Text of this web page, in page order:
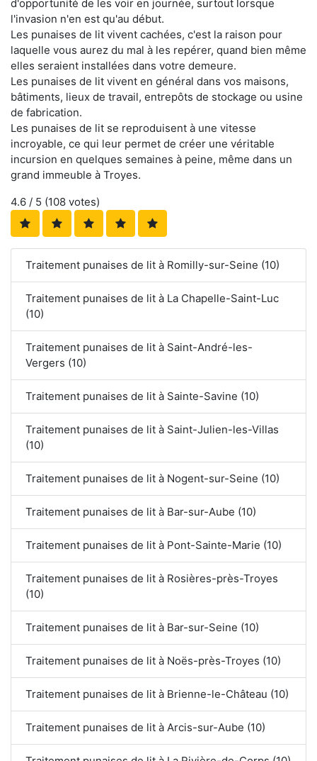
d'opportunité de les voir en journée, surtout lorsque
l'invasion n'en est qu'au début.
Les punaises de lit vivent cachées, c'est la raison pour
laquelle vous aurez du mal à les repérer, quand bien même
elles seraient installées dans votre demeure.
Les punaises de lit vivent en général dans vos maisons,
bâtiments, lieux de travail, entrepôts de stockage ou usine
de fabrication.
Les punaises de lit se reproduisent à une vitesse
incroyable, ce qui leur permet de créer une véritable
incursion en quelques semaines à peine, même dans un
grand immeuble à Troyes.
4.6 / 5 (108 votes)
Traitement punaises de lit à Romilly-sur-Seine (10)
Traitement punaises de lit à La Chapelle-Saint-Luc
(10)
Traitement punaises de lit à Saint-André-les-
Vergers (10)
Traitement punaises de lit à Sainte-Savine (10)
Traitement punaises de lit à Saint-Julien-les-Villas
(10)
Traitement punaises de lit à Nogent-sur-Seine (10)
Traitement punaises de lit à Bar-sur-Aube (10)
Traitement punaises de lit à Pont-Sainte-Marie (10)
Traitement punaises de lit à Rosières-près-Troyes
(10)
Traitement punaises de lit à Bar-sur-Seine (10)
Traitement punaises de lit à Noës-près-Troyes (10)
Traitement punaises de lit à Brienne-le-Château (10)
Traitement punaises de lit à Arcis-sur-Aube (10)